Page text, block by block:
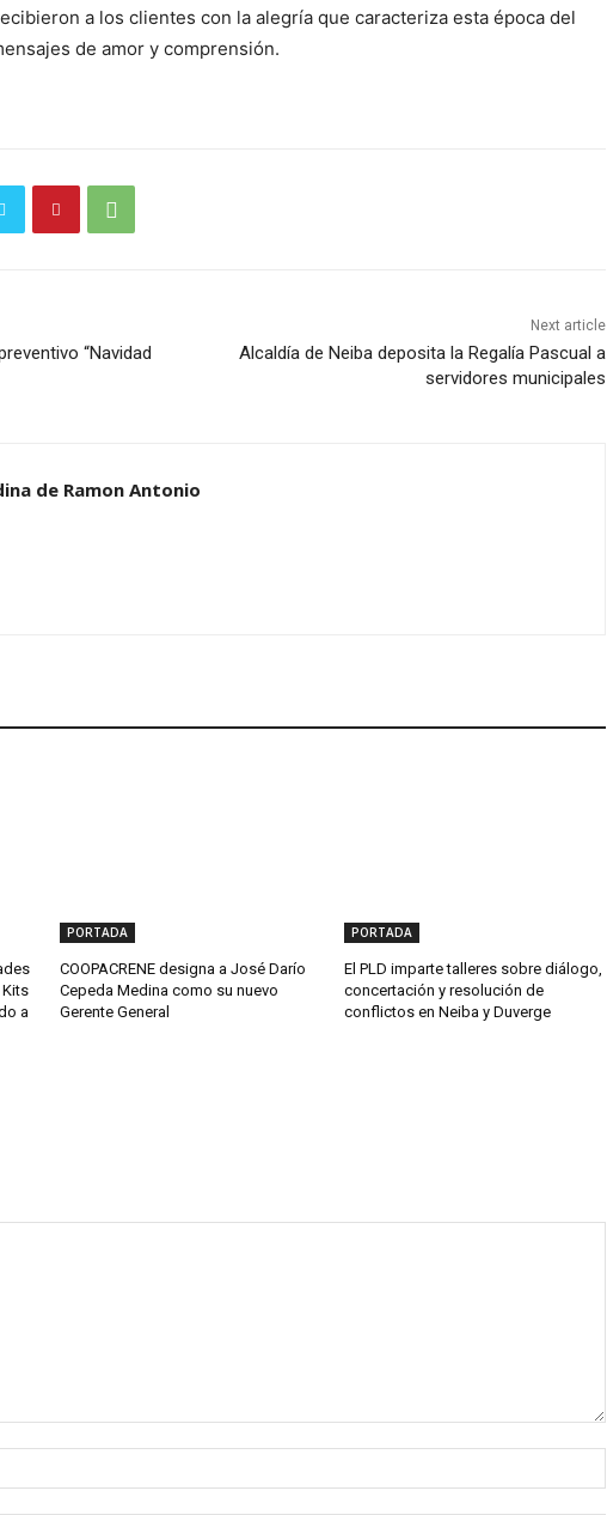
a los clientes con la alegría que caracteriza esta época del
de amor y comprensión.
“Navidad
Next article
Alcaldía de Neiba deposita la Regalía Pascual a
servidores municipales
de Ramon Antonio
a
PORTADA
COOPACRENE designa a José Darío
Cepeda Medina como su nuevo
Gerente General
PORTADA
El PLD imparte talleres sobre diálogo,
concertación y resolución de
conflictos en Neiba y Duverge